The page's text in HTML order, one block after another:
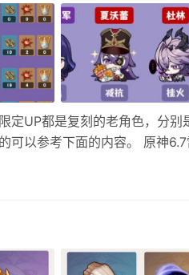
定UP都是复刻的老角色，分
可以参考下面的内容。 原神